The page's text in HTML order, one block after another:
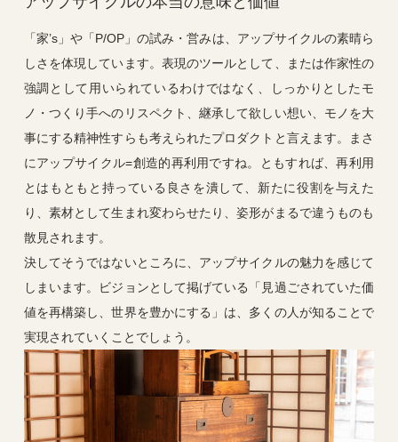
「家’s」や「P/OP」の試み・営みは、アップサイクルの素晴ら
しさを体現しています。表現のツールとして、または作家性の
強調として用いられているわけではなく、しっかりとしたモ
ノ・つくり手へのリスペクト、継承して欲しい想い、モノを大
事にする精神性すらも考えられたプロダクトと言えます。まさ
にアップサイクル=創造的再利用ですね。ともすれば、再利用
とはもともと持っている良さを潰して、新たに役割を与えた
り、素材として生まれ変わらせたり、姿形がまるで違うものも
散見されます。
決してそうではないところに、アップサイクルの魅力を感じて
しまいます。ビジョンとして掲げている「見過ごされていた価
値を再構築し、世界を豊かにする」は、多くの人が知ることで
実現されていくことでしょう。